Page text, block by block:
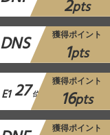
2pts
DNS 獲得ポイント
1pts
E1 27 位
獲得ポイント
16pts
獲得ポイント